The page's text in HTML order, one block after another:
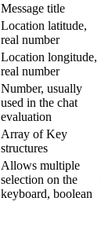
Message title
Location latitude,
real number
Location longitude,
real number
Number, usually
used in the chat
evaluation
Array of Key
structures
Allows multiple
selection on the
keyboard, boolean